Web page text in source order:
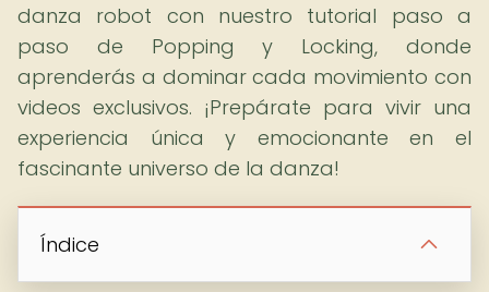
danza robot con nuestro tutorial paso a
paso de Popping y Locking, donde
aprenderás a dominar cada movimiento con
videos exclusivos. ¡Prepárate para vivir una
experiencia única y emocionante en el
fascinante universo de la danza!
Índice